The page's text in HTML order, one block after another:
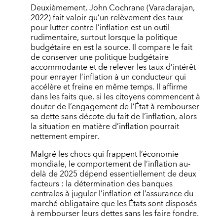
Deuxièmement, John Cochrane (Varadarajan,
2022) fait valoir qu’un relèvement des taux
pour lutter contre l’inflation est un outil
rudimentaire, surtout lorsque la politique
budgétaire en est la source. Il compare le fait
de conserver une politique budgétaire
accommodante et de relever les taux d’intérêt
pour enrayer l’inflation à un conducteur qui
accélère et freine en même temps. Il affirme
dans les faits que, si les citoyens commencent à
douter de l’engagement de l’État à rembourser
sa dette sans décote du fait de l’inflation, alors
la situation en matière d’inflation pourrait
nettement empirer.
Malgré les chocs qui frappent l’économie
mondiale, le comportement de l’inflation au-
delà de 2025 dépend essentiellement de deux
facteurs : la détermination des banques
centrales à juguler l’inflation et l’assurance du
marché obligataire que les États sont disposés
à rembourser leurs dettes sans les faire fondre.